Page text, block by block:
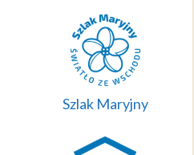
Szlak Maryjny